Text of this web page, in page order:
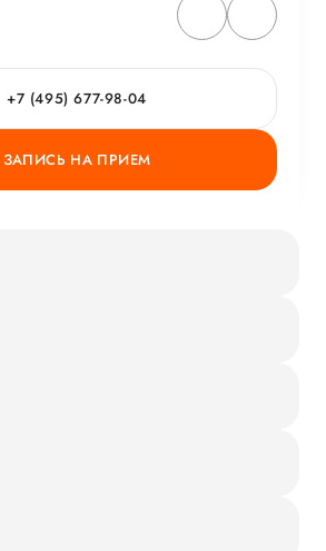
+7 (495) 677-98-04
ЗАПИСЬ НА ПРИЕМ